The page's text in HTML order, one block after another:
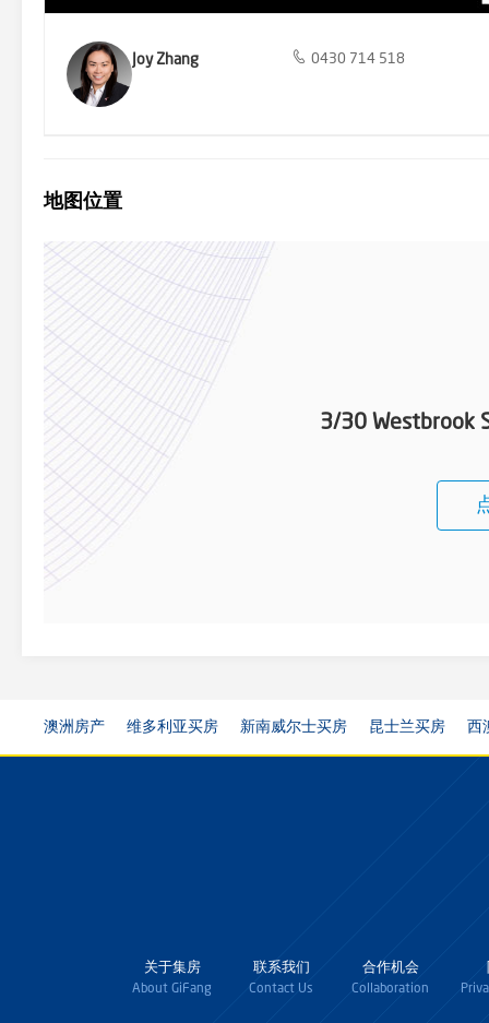
Joy Zhang 0430 714 518
地图位置
3/30 Westbrook
澳洲房产 维多利亚买房 新南威尔士买房 昆士兰买房 西
关于集房
About GiFang
联系我们
Contact Us
合作机会
Collaboration